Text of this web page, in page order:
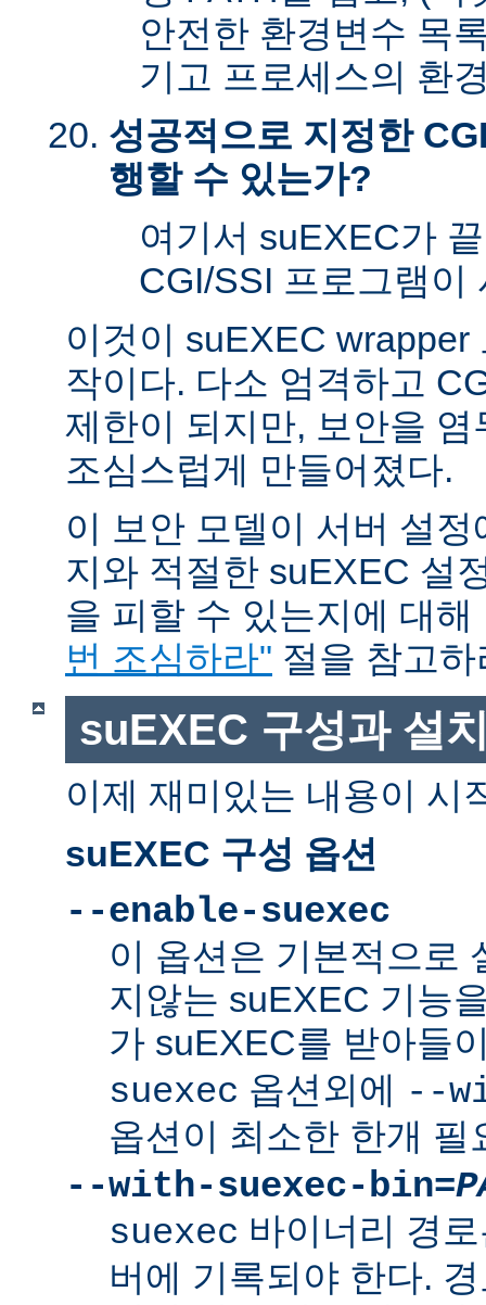
안전한 환경변수 목
기고 프로세스의 환
성공적으로 지정한
행할 수 있는가?
여기서 suEXEC가
CGI/SSI 프로그램이
이것이 suEXEC wrapper
작이다. 다소 엄격하고
제한이 되지만, 보안을
조심스럽게 만들어졌다.
이 보안 모델이 서버 설
지와 적절한 suEXEC 설
을 피할 수 있는지에 대
번 조심하라" 절을 참고하
suEXEC 구성과 설
이제 재미있는 내용이 시
suEXEC 구성 옵션
--enable-suexec
이 옵션은 기본적으로
지않는 suEXEC 기능
가 suEXEC를 받아들
suexec 옵션외에
--
옵션이 최소한 한개 필
--with-suexec-bin=
suexec 바이너리 경
버에 기록되야 한다.